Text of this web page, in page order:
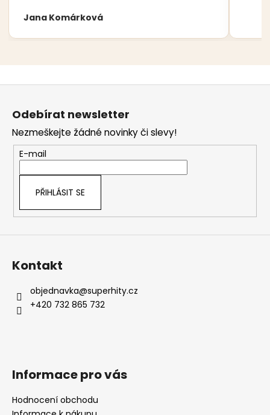
Jana Komárková
Odebírat newsletter
Nezmeškejte žádné novinky či slevy!
E-mail
PŘIHLÁSIT SE
Kontakt
objednavka@superhity.cz
+420 732 865 732
Informace pro vás
Hodnocení obchodu